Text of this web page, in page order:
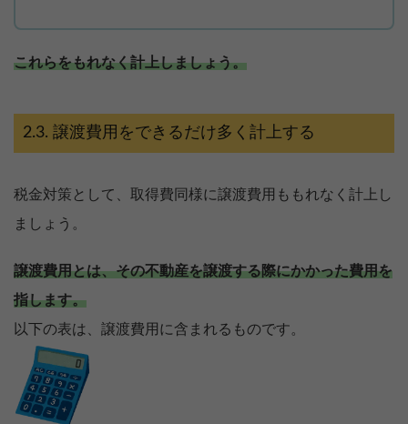
これらをもれなく計上しましょう。
譲渡費用をできるだけ多く計上する
税金対策として、取得費同様に譲渡費用ももれなく計上し
ましょう。
譲渡費用とは、その不動産を譲渡する際にかかった費用を
指します。
以下の表は、譲渡費用に含まれるものです。